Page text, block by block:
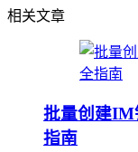
相关文章
批量创建IM
指南